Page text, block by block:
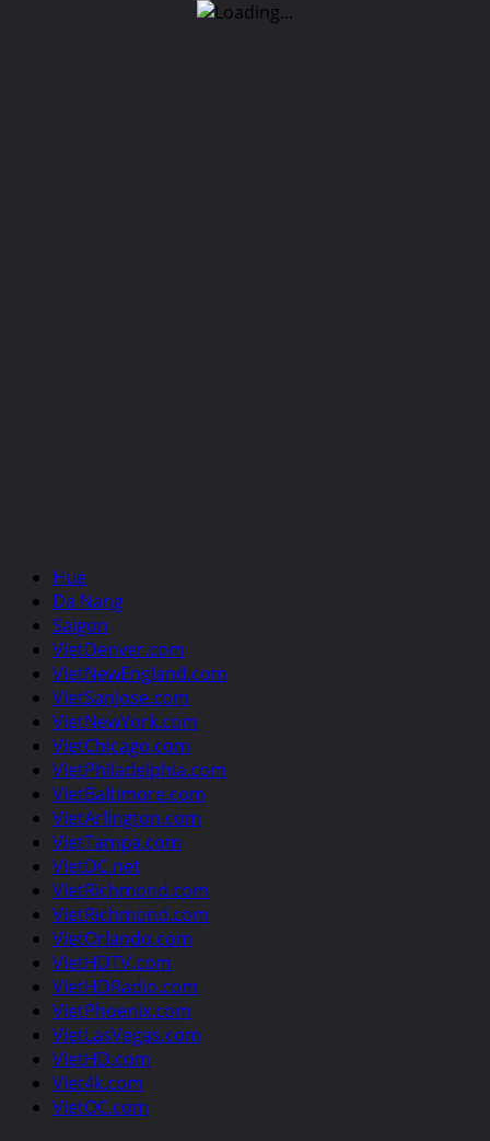
Hue
Da Nang
Saigon
VietDenver.com
VietNewEngland.com
VietSanJose.com
VietNewYork.com
VietChicago.com
VietPhiladelphia.com
VietBaltimore.com
VietArlington.com
VietTampa.com
VietDC.net
VietRichmond.com
VietRichmond.com
VietOrlando.com
VietHDTV.com
VietHDRadio.com
VietPhoenix.com
VietLasVegas.com
VietHD.com
Viet4k.com
VietOC.com